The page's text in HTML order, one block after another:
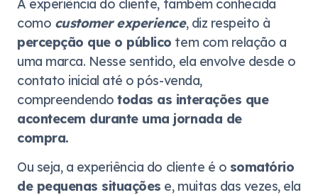
A experiência do cliente, também conhecida
como customer experience, diz respeito à
percepção que o público tem com relação a
uma marca. Nesse sentido, ela envolve desde o
contato inicial até o pós-venda,
compreendendotodas as interações que
acontecem durante uma jornada de
compra.
Ou seja, a experiência do cliente é o somatório
de pequenas situações e, muitas das vezes, ela